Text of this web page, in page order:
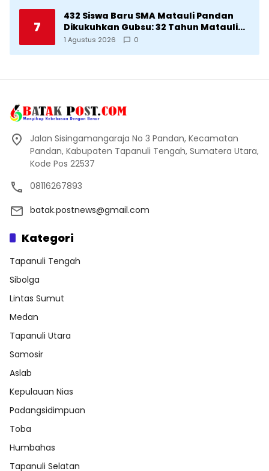
7
432 Siswa Baru SMA Matauli Pandan
Dikukuhkan Gubsu: 32 Tahun Matauli
Cetak SDM Unggul
1 Agustus 2026 0
Jalan Sisingamangaraja No 3 Pandan, Kecamatan
Pandan, Kabupaten Tapanuli Tengah, Sumatera Utara,
Kode Pos 22537
08116267893
batak.postnews@gmail.com
Kategori
Tapanuli Tengah
Sibolga
Lintas Sumut
Medan
Tapanuli Utara
Samosir
Aslab
Kepulauan Nias
Padangsidimpuan
Toba
Humbahas
Tapanuli Selatan